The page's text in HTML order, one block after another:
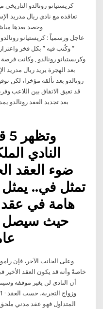
كريستيانو رونالدو
وحصد بعدها
عاجل ورسمياً : كريستيانو
” وكُتب فيه ” بكل فخر
بعد الهجرة يريد ريال مدريد
رونالدو بعد تألقه مؤخرا، لكن
قد تعيق الاتفاق بين اللاعب
بعد تجديد العقد رونالدو
النادي
ضوء العقد
تمثل في..
هامة في عقد
وعلى الجانب الآخر، فإن
خاصةً وأنه قد يكون العقد الأخير
أن النادي لن يغير موقفه
المتداول فهو عقد مدني